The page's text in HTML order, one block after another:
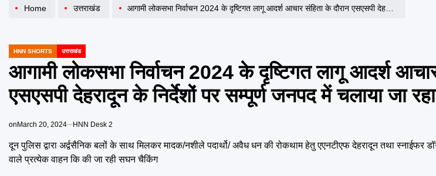
Home उत्तराखंड आगामी लोकसभा निर्वाचन 2024 के दृष्टिगत लागू आदर्श आचार संहिता के दौरान एसएसपी देहरादून के निर्देशों पर सम्पूर्ण जनपद में चलाया जा रहा है सघन चैकिंग अभियान
POSTED
HNN SHORTS उत्तराखंड
आगामी लोकसभा निर्वाचन 2024 के दृष्टिगत लागू आदर्श
एसएसपी देहरादून के निर्देशों पर सम्पूर्ण जनपद में चलाया जा
onMarch 20, 2024 HNN Desk 2
दून पुलिस द्वारा अर्द्वसैनिक बलों के साथ मिलकर मादक/नशीले पदार्थो/ अवैध धन की रोकथाम हेतु एएनटीएफ देहरादून तथा स्नाईफर
वाले प्रत्येक वाहन कि की जा रही सघन चैकिंग